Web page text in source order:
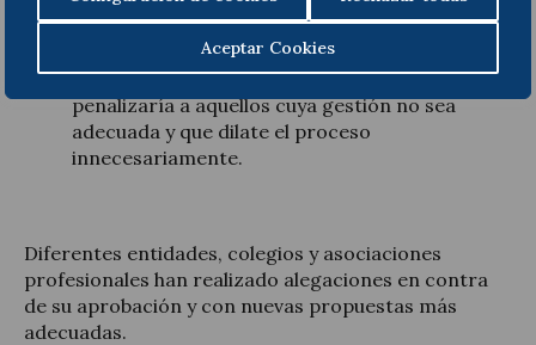
Aceptar Cookies
procesos concursales, se incentivaría a
aquellos administradores concursales que
gestionen con premura los procesos, y se
penalizaría a aquellos cuya gestión no sea
adecuada y que dilate el proceso
innecesariamente.
Diferentes entidades, colegios y asociaciones
profesionales han realizado alegaciones en contra
de su aprobación y con nuevas propuestas más
adecuadas.